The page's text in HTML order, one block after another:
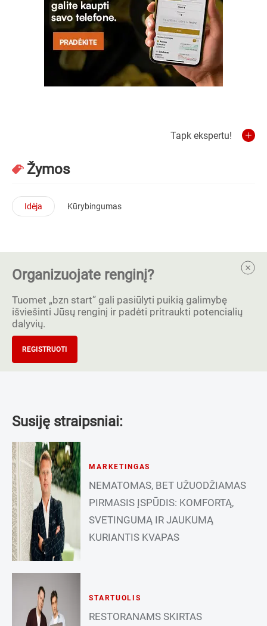
Tapk ekspertu!
Žymos
Idėja Kūrybingumas
Organizuojate renginį?
Tuomet „bzn start” gali pasiūlyti puikią galimybę
išviešinti Jūsų renginį ir padėti pritraukti potencialių
dalyvių.
REGISTRUOTI
Susiję straipsniai:
MARKETINGAS
NEMATOMAS, BET UŽUODŽIAMAS
PIRMASIS ĮSPŪDIS: KOMFORTĄ,
SVETINGUMĄ IR JAUKUMĄ
KURIANTIS KVAPAS
STARTUOLIS
RESTORANAMS SKIRTAS